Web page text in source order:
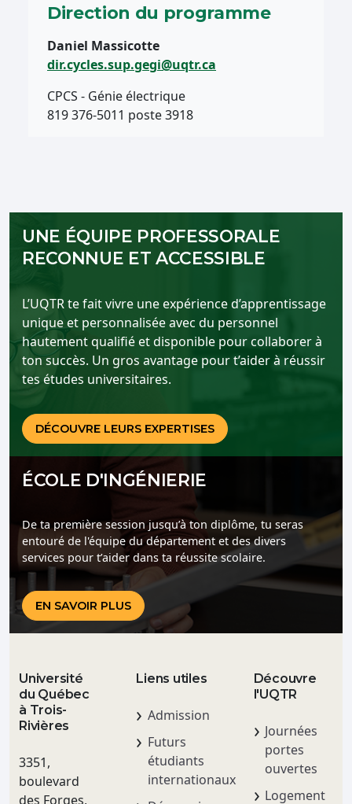
Direction du programme
Daniel Massicotte
dir.cycles.sup.gegi@uqtr.ca
CPCS - Génie électrique
819 376-5011 poste 3918
UNE ÉQUIPE PROFESSORALE
RECONNUE ET ACCESSIBLE
L’UQTR te fait vivre une expérience d’apprentissage
unique et personnalisée avec du personnel
hautement qualifié et disponible pour collaborer à
ton succès. Un gros avantage pour t’aider à réussir
tes études universitaires.
DÉCOUVRE LEURS EXPERTISES
ÉCOLE D'INGÉNIERIE
De ta première session jusqu’à ton diplôme, tu seras
entouré de l'équipe du département et des divers
services pour t’aider dans ta réussite scolaire.
EN SAVOIR PLUS
Université
du Québec
à Trois-
Rivières
3351,
boulevard
des Forges,
Liens utiles
Admission
Futurs
étudiants
internationaux
Découvre
l'UQTR
Journées
portes
ouvertes
Logement